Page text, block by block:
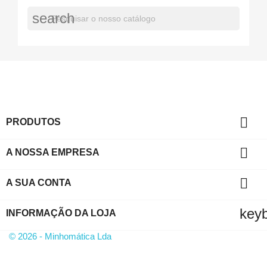
search
PRODUTOS 
A NOSSA EMPRESA 
A SUA CONTA 
INFORMAÇÃO DA LOJA
© 2026 - Minhomática Lda